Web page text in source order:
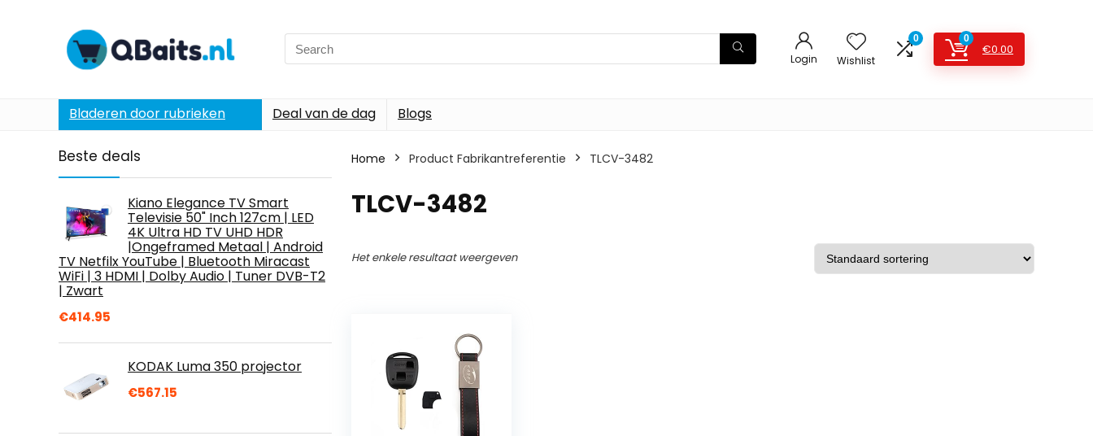
Search
for:
Login Wishlist
0 0
€0.00
Bladeren door rubrieken Deal van de dag Blogs
Beste deals
Kiano Elegance TV Smart
Televisie 50" Inch 127cm | LED
4K Ultra HD TV UHD HDR
|Ongeframed Metaal | Android
TV Netfilx YouTube | Bluetooth Miracast
WiFi | 3 HDMI | Dolby Audio | Tuner DVB-T2
| Zwart
€414.95
KODAK Luma 350 projector
€567.15
Home Product Fabrikantreferentie TLCV-3482
TLCV-3482
Het enkele resultaat weergeven